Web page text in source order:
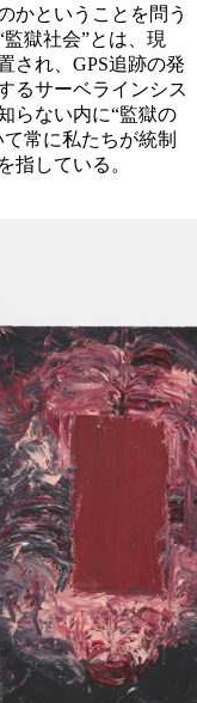
かということを問う
獄社会”とは、現
され、GPS追跡の発
るサーベラインシス
らない内に“監獄の
常に私たちが統制
指している。